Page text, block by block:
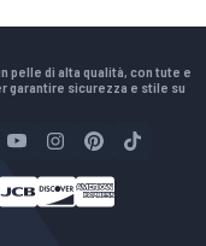
pelle di alta qualità, con tute e
garantire sicurezza e stile su